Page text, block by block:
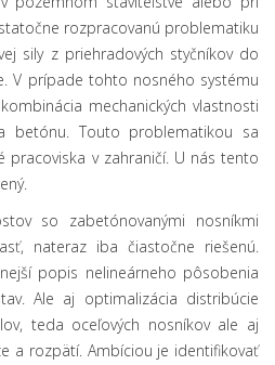
rozpracovanú problematiku
sily z priehradových styčníkov do
V prípade tohto nosného systému
mechanických vlastnosti
betónu. Touto problematikou sa
pracoviska v zahraničí. U nás tento
so zabetónovanými nosníkmi
nateraz iba čiastočne riešenú.
popis nelineárneho pôsobenia
Ale aj optimalizácia distribúcie
teda oceľových nosníkov ale aj
a rozpätí. Ambíciou je identifikovať